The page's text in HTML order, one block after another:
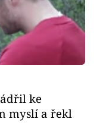
ke
myslí a řekl